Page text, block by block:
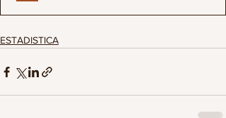
ESTADISTICA